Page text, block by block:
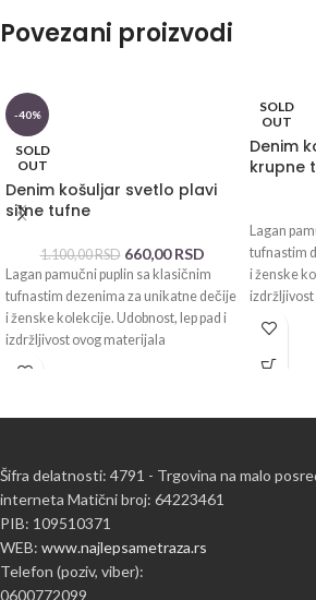
Povezani proizvodi
-40%
SOLD
OUT
Denim košuljar svetlo plavi
sitne tufne
1.100,00RSD 660,00RSD
Lagan pamučni puplin sa klasičnim
tufnastim dezenima za unikatne dečije
i ženske kolekcije. Udobnost, lep pad i
izdržljivost ovog materijala
SOLD
OUT
Denim
krupne
Lagan
tufnastim
i ženske
Šifra delatnosti: 4791 - Trgovina na malo
interneta Matični broj: 64223461
PIB: 109510371
WEB: www.najlepsametraza.rs
Telefon (poziv, viber):
0600772099